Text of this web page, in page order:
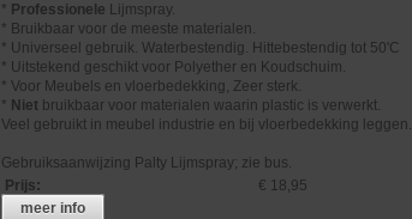
* Professionele Lijmspray.
* Bruikbaar voor de meeste materialen.
* Universeel gebruik. Waterbestendig. Hittebestendig tot 50'C
* Uitstekend geschikt voor Polyether en Koudschuim.
* Voor Meubels en vloerbedekking, Zeer sterk.
* Niet bruikbaar voor materialen waarin plastic is verwerkt.
Veel gebruikt in meubel industrie en bij vloerbedekking leggen.
Gebruiksaanwijzing Palty Lijmspray; zie bus.
Prijs:
€ 18,95
meer info